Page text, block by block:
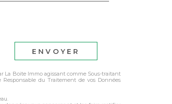
ENVOYER
La Boite Immo agissant comme Sous-traitant
du Traitement de vos Données